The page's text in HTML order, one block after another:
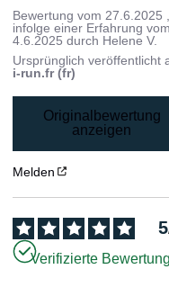
Bewertung vom 27.6.2025
infolge einer Erfahrung
4.6.2025 durch Helene V.
Ursprünglich veröffentlicht
i-run.fr (fr)
Originalbewertung
anzeigen
Melden
5
Verifizierte